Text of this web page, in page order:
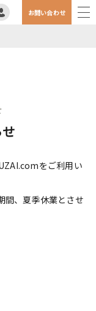
お問い合わせ
をご利用い
間、夏季休業とさせ